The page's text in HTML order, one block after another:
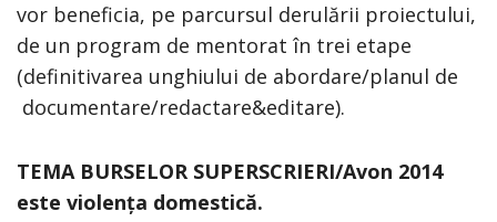
vor beneficia, pe parcursul derulării proiectului,
de un program de mentorat în trei etape
(definitivarea unghiului de abordare/planul de
documentare/redactare&editare).
TEMA BURSELOR SUPERSCRIERI/Avon 2014
este violența domestică.